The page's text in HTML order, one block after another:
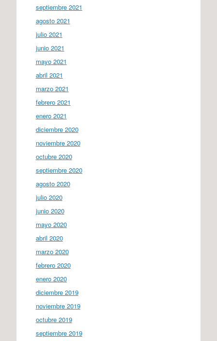
septiembre 2021
agosto 2021
julio 2021
junio 2021
mayo 2021
abril 2021
marzo 2021
febrero 2021
enero 2021
diciembre 2020
noviembre 2020
octubre 2020
septiembre 2020
agosto 2020
julio 2020
junio 2020
mayo 2020
abril 2020
marzo 2020
febrero 2020
enero 2020
diciembre 2019
noviembre 2019
octubre 2019
septiembre 2019